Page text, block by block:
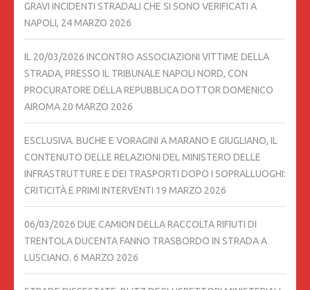
GRAVI INCIDENTI STRADALI CHE SI SONO VERIFICATI A
NAPOLI, 24 MARZO 2026
IL 20/03/2026 INCONTRO ASSOCIAZIONI VITTIME DELLA
STRADA, PRESSO IL TRIBUNALE NAPOLI NORD, CON
PROCURATORE DELLA REPUBBLICA DOTTOR DOMENICO
AIROMA 20 MARZO 2026
ESCLUSIVA. BUCHE E VORAGINI A MARANO E GIUGLIANO, IL
CONTENUTO DELLE RELAZIONI DEL MINISTERO DELLE
INFRASTRUTTURE E DEI TRASPORTI DOPO I SOPRALLUOGHI:
CRITICITÀ E PRIMI INTERVENTI 19 MARZO 2026
06/03/2026 DUE CAMION DELLA RACCOLTA RIFIUTI DI
TRENTOLA DUCENTA FANNO TRASBORDO IN STRADA A
LUSCIANO. 6 MARZO 2026